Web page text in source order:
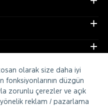
olarak size daha iyi
düzgün
zorunlu çerezler ve açık
reklam / pazarlama